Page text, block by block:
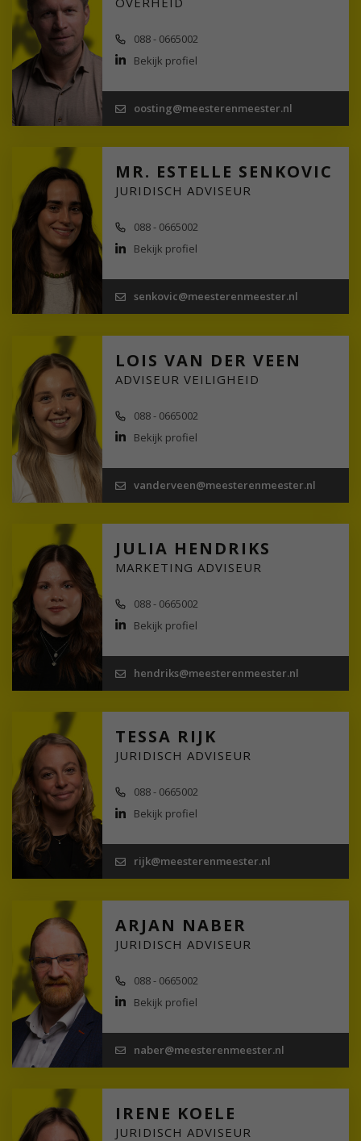
088 - 0665002
Bekijk profiel
oosting@meesterenmeester.nl
MR. ESTELLE SENKOVIC
JURIDISCH ADVISEUR
088 - 0665002
Bekijk profiel
senkovic@meesterenmeester.nl
LOIS VAN DER VEEN
ADVISEUR VEILIGHEID
088 - 0665002
Bekijk profiel
vanderveen@meesterenmeester.nl
JULIA HENDRIKS
MARKETING ADVISEUR
088 - 0665002
Bekijk profiel
hendriks@meesterenmeester.nl
TESSA RIJK
JURIDISCH ADVISEUR
088 - 0665002
Bekijk profiel
rijk@meesterenmeester.nl
ARJAN NABER
JURIDISCH ADVISEUR
088 - 0665002
Bekijk profiel
naber@meesterenmeester.nl
IRENE KOELE
JURIDISCH ADVISEUR